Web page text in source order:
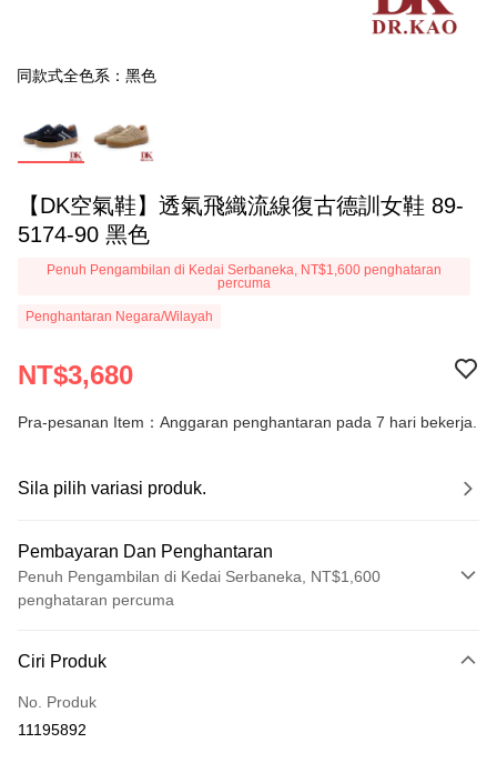
同款式全色系：黑色
【DK空氣鞋】透氣飛織流線復古德訓女鞋 89-
5174-90 黑色
Penuh Pengambilan di Kedai Serbaneka, NT$1,600 penghataran
percuma
Penghantaran Negara/Wilayah
NT$3,680
Pra-pesanan Item：Anggaran penghantaran pada 7 hari bekerja.
Sila pilih variasi produk.
Pembayaran Dan Penghantaran
Penuh Pengambilan di Kedai Serbaneka, NT$1,600
penghataran percuma
Kad Kredit (Bayaran Penuh)
LINE Pay
Ciri Produk
No. Produk
11195892